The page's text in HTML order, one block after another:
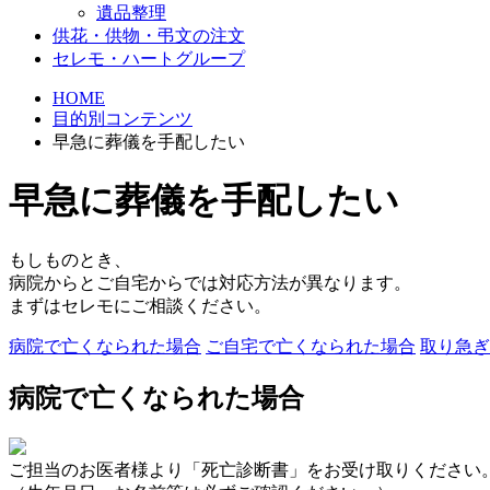
遺品整理
供花・供物・弔文の注文
セレモ・ハートグループ
HOME
目的別コンテンツ
早急に葬儀を手配したい
早急に葬儀を手配したい
もしものとき、
病院からとご自宅からでは対応方法が異なります。
まずはセレモにご相談ください。
病院で亡くなられた場合 ご自宅で亡くなられた場合 取り急
病院で亡くなられた場合
ご担当のお医者様より「死亡診断書」をお受け取りください。